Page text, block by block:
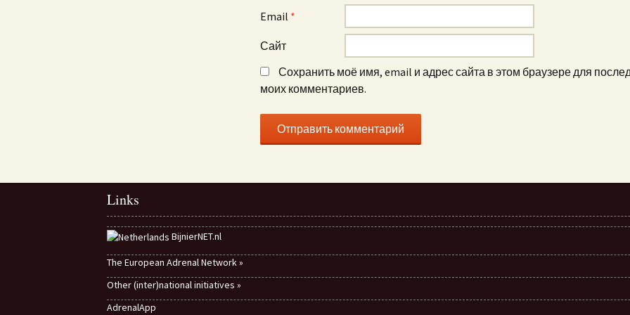
Email *
Сайт
Сохранить моё имя, email и адрес сайта в этом браузере для
моих комментариев.
Links
BijnierNET.nl
The European Adrenal Network »
Other (inter)national initiatives »
AdrenalApp